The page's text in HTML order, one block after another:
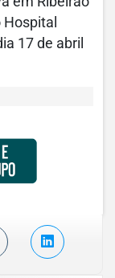
17 de abril